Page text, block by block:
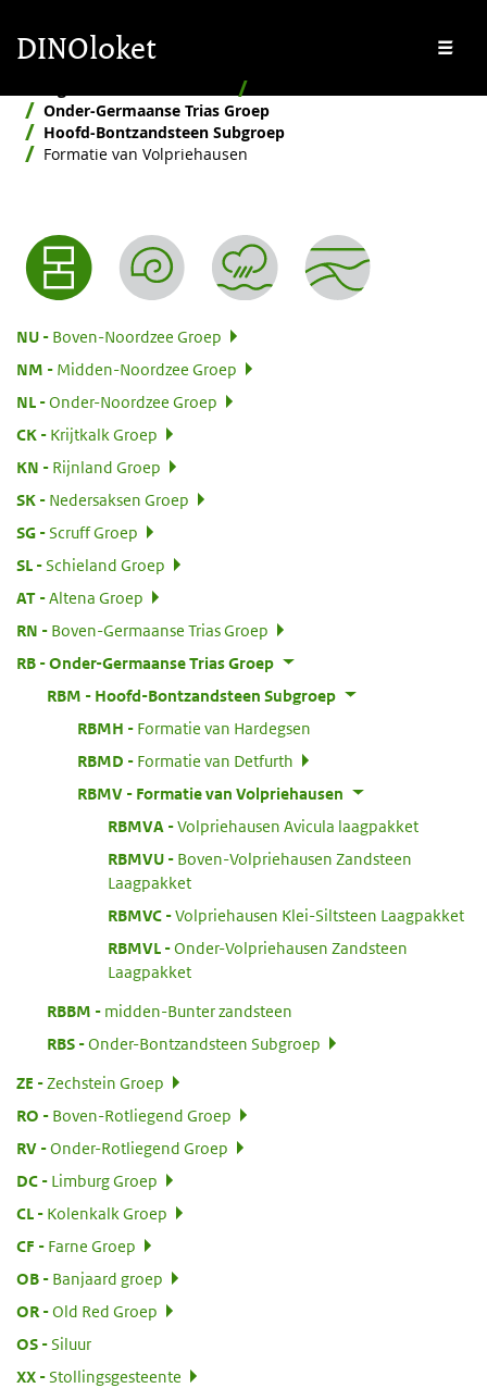
DINOloket
Onder-Germaanse Trias Groep
Hoofd-Bontzandsteen Subgroep
Formatie van Volpriehausen
Nomenclator menu
NU:
Boven-Noordzee Groep
NM
Midden-Noordzee Groep
NL
Onder-Noordzee Groep
CK:
Krijtkalk Groep
KN
Rijnland Groep
SK:
Nedersaksen Groep
SG:
Scruff Groep
SL
Schieland Groep
AT:
Altena Groep
RN
Boven-Germaanse Trias Groep
RB:
Onder-Germaanse Trias Groep
RBM
Hoofd-Bontzandsteen Subgroep
RBMH
Formatie van Hardegsen
RBMD
Formatie van Detfurth
RBMV:
Formatie van Volpriehausen
RBMVA
Volpriehausen Avicula laagpakket
RBMVU:
Boven-Volpriehausen Zandsteen
Laagpakket
RBMVC:
Volpriehausen Klei-Siltsteen Laagpakket
RBMVL
Onder-Volpriehausen Zandsteen
Laagpakket
RBBM
midden-Bunter zandsteen
RBS:
Onder-Bontzandsteen Subgroep
ZE
Zechstein Groep
RO
Boven-Rotliegend Groep
RV:
Onder-Rotliegend Groep
DC:
Limburg Groep
CL
Kolenkalk Groep
CF
Farne Groep
OB:
Banjaard groep
OR:
Old Red Groep
OS:
Siluur
XX:
Stollingsgesteente